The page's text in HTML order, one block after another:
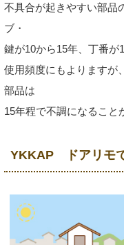
不具合が起きやすい部品
ブ・
鍵が10から15年、丁番が
使用頻度にもよりますが
部品は
15年程で不調になること
YKKAP ドアリモ